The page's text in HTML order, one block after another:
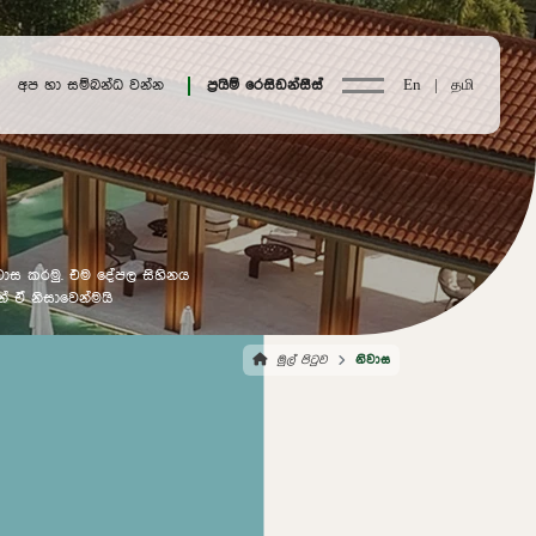
අප හා සම්බන්ධ වන්න ප්‍රයිම් රෙසිඩන්සීස් En | தமி
කරමු. එම දේපල සිහිනය
ඒ නිසාවෙන්මයි
මුල් පිටුව නිවාස